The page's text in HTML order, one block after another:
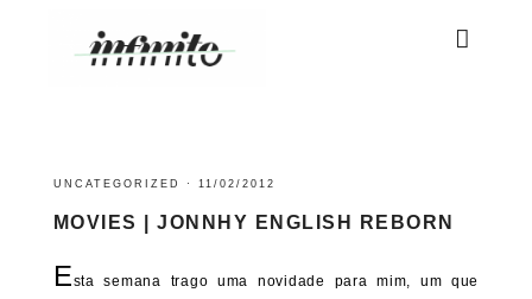
UNCATEGORIZED · 11/02/2012
MOVIES | JONNHY ENGLISH REBORN
Esta semana trago uma novidade para mim, um que